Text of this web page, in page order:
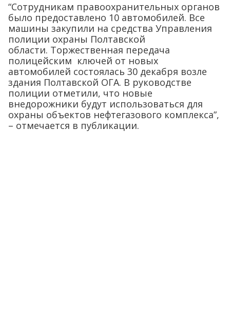
“Сотрудникам правоохранительных органов
было предоставлено 10 автомобилей. Все
машины закупили на средства Управления
полиции охраны Полтавской
области. Торжественная передача
полицейским ключей от новых
автомобилей состоялась 30 декабря возле
здания Полтавской ОГА. В руководстве
полиции отметили, что новые
внедорожники будут использоваться для
охраны объектов нефтегазового комплекса”,
– отмечается в публикации.